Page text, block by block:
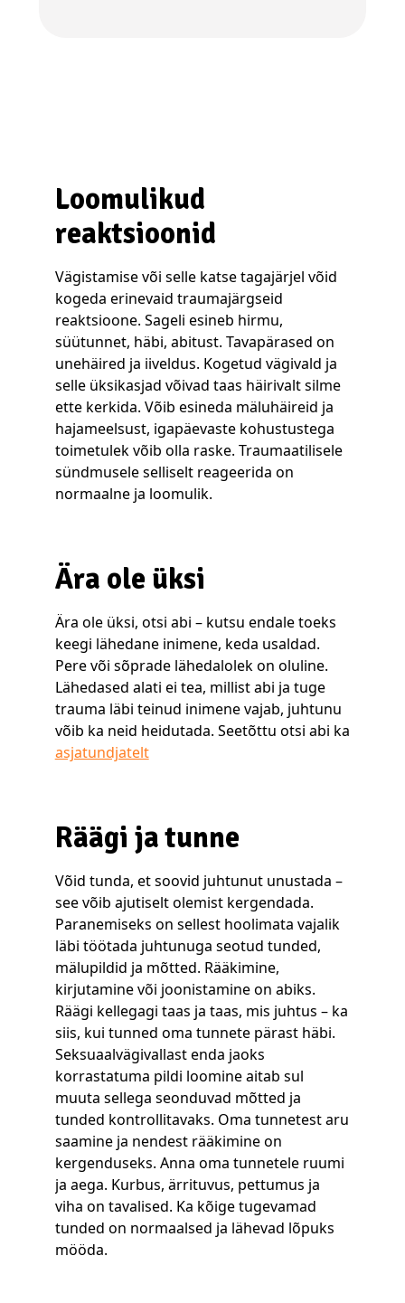
Loomulikud
reaktsioonid
Vägistamise või selle katse tagajärjel võid
kogeda erinevaid traumajärgseid
reaktsioone. Sageli esineb hirmu,
süütunnet, häbi, abitust. Tavapärased on
unehäired ja iiveldus. Kogetud vägivald ja
selle üksikasjad võivad taas häirivalt silme
ette kerkida. Võib esineda mäluhäireid ja
hajameelsust, igapäevaste kohustustega
toimetulek võib olla raske. Traumaatilisele
sündmusele selliselt reageerida on
normaalne ja loomulik.
Ära ole üksi
Ära ole üksi, otsi abi – kutsu endale toeks
keegi lähedane inimene, keda usaldad.
Pere või sõprade lähedalolek on oluline.
Lähedased alati ei tea, millist abi ja tuge
trauma läbi teinud inimene vajab, juhtunu
võib ka neid heidutada. Seetõttu otsi abi ka
asjatundjatelt
Räägi ja tunne
Võid tunda, et soovid juhtunut unustada –
see võib ajutiselt olemist kergendada.
Paranemiseks on sellest hoolimata vajalik
läbi töötada juhtunuga seotud tunded,
mälupildid ja mõtted. Rääkimine,
kirjutamine või joonistamine on abiks.
Räägi kellegagi taas ja taas, mis juhtus – ka
siis, kui tunned oma tunnete pärast häbi.
Seksuaalvägivallast enda jaoks
korrastatuma pildi loomine aitab sul
muuta sellega seonduvad mõtted ja
tunded kontrollitavaks. Oma tunnetest aru
saamine ja nendest rääkimine on
kergenduseks. Anna oma tunnetele ruumi
ja aega. Kurbus, ärrituvus, pettumus ja
viha on tavalised. Ka kõige tugevamad
tunded on normaalsed ja lähevad lõpuks
mööda.